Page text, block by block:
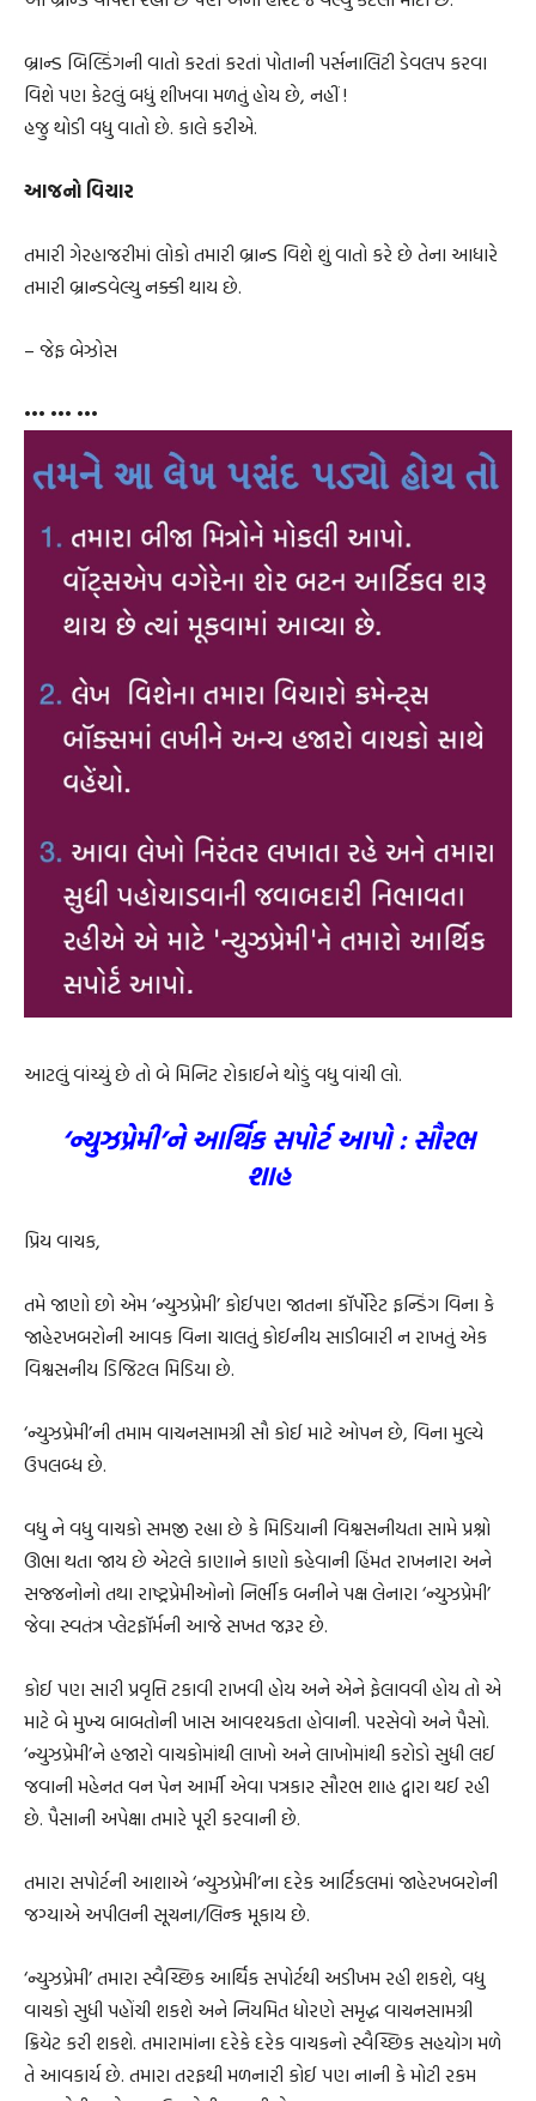
બ્રાન્ડ બિલ્ડિંગની વાતો કરતાં કરતાં પોતાની પર્સનાલિટી ડેવલપ કરવા
વિશે પણ કેટલું બધું શીખવા મળતું હોય છે, નહીં !
હજુ થોડી વધુ વાતો છે. કાલે કરીએ.
આજનો વિચાર
તમારી ગેરહાજરીમાં લોકો તમારી બ્રાન્ડ વિશે શું વાતો કરે છે તેના આધારે
તમારી બ્રાન્ડવેલ્યુ નક્કી થાય છે.
– જેફ બેઝોસ
••• ••• •••
આટલું વાંચ્યું છે તો બે મિનિટ રોકાઈને થોડું વધુ વાંચી લો.
‘ન્યુઝપ્રેમી’ને આર્થિક સપોર્ટ આપો : સૌરભ
શાહ
પ્રિય વાચક,
તમે જાણો છો એમ ‘ન્યુઝપ્રેમી’ કોઈપણ જાતના કૉર્પોરેટ ફન્ડિંગ વિના કે
જાહેરખબરોની આવક વિના ચાલતું કોઈનીય સાડીબારી ન રાખતું એક
વિશ્વસનીય ડિજિટલ મિડિયા છે.
‘ન્યુઝપ્રેમી’ની તમામ વાચનસામગ્રી સૌ કોઈ માટે ઓપન છે, વિના મુલ્યે
ઉપલબ્ધ છે.
વધુ ને વધુ વાચકો સમજી રહ્યા છે કે મિડિયાની વિશ્વસનીયતા સામે પ્રશ્નો
ઊભા થતા જાય છે એટલે કાણાને કાણો કહેવાની હિંમત રાખનારા અને
સજ્જનોનો તથા રાષ્ટ્રપ્રેમીઓનો નિર્ભીક બનીને પક્ષ લેનારા ‘ન્યુઝપ્રેમી’
જેવા સ્વતંત્ર પ્લેટફૉર્મની આજે સખત જરૂર છે.
કોઈ પણ સારી પ્રવૃત્તિ ટકાવી રાખવી હોય અને એને ફેલાવવી હોય તો એ
માટે બે મુખ્ય બાબતોની ખાસ આવશ્યકતા હોવાની. પરસેવો અને પૈસો.
‘ન્યુઝપ્રેમી’ને હજારો વાચકોમાંથી લાખો અને લાખોમાંથી કરોડો સુધી લઈ
જવાની મહેનત વન પેન આર્મી એવા પત્રકાર સૌરભ શાહ દ્વારા થઈ રહી
છે. પૈસાની અપેક્ષા તમારે પૂરી કરવાની છે.
તમારા સપોર્ટની આશાએ ‘ન્યુઝપ્રેમી’ના દરેક આર્ટિકલમાં જાહેરખબરોની
જગ્યાએ અપીલની સૂચના/લિન્ક મૂકાય છે.
‘ન્યુઝપ્રેમી’ તમારા સ્વૈચ્છિક આર્થિક સપોર્ટથી અડીખમ રહી શકશે, વધુ
વાચકો સુધી પહોંચી શકશે અને નિયમિત ધોરણે સમૃદ્ધ વાચનસામગ્રી
ક્રિયેટ કરી શકશે. તમારામાંના દરેકે દરેક વાચકનો સ્વૈચ્છિક સહયોગ મળે
તે આવકાર્ય છે. તમારા તરફથી મળનારી કોઈ પણ નાની કે મોટી રકમ